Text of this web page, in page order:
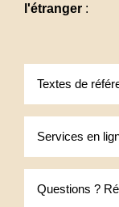
l'étranger :
Textes de
Services en
Questions ?